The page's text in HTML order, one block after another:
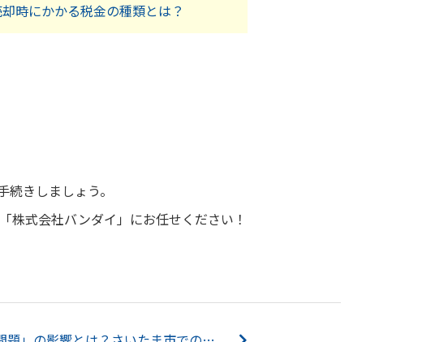
時にかかる税金の種類とは？
きしましょう。
株式会社バンダイ」にお任せください！